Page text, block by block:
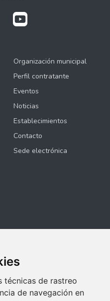
técnicas de rastreo
de navegación en
Organización municipal
Perfil contratante
Eventos
Noticias
Establecimientos
Contacto
Sede electrónica